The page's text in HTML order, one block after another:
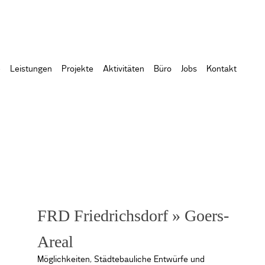
Leistungen Projekte Aktivitäten Büro Jobs Kontakt
FRD Friedrichsdorf » Goers-
Areal
Möglichkeiten, Städtebauliche Entwürfe und